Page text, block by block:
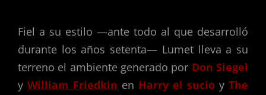
Fiel a su estilo —ante todo al que desarrolló
durante los años setenta— Lumet lleva a su
terreno el ambiente generado por Don Siegel
y William Friedkin en Harry el sucio y The